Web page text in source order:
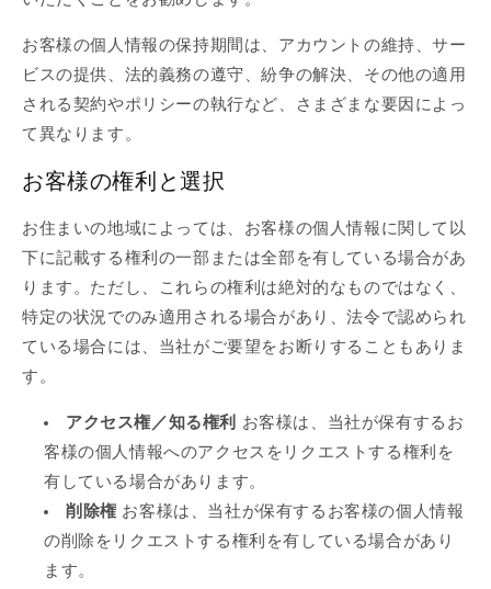
お客様の個人情報の保持期間は、アカウントの維持、サー
ビスの提供、法的義務の遵守、紛争の解決、その他の適用
される契約やポリシーの執行など、さまざまな要因によっ
て異なります。
お客様の権利と選択
お住まいの地域によっては、お客様の個人情報に関して以
下に記載する権利の一部または全部を有している場合があ
ります。ただし、これらの権利は絶対的なものではなく、
特定の状況でのみ適用される場合があり、法令で認められ
ている場合には、当社がご要望をお断りすることもありま
す。
アクセス権／知る権利
お客様は、当社が保有するお
客様の個人情報へのアクセスをリクエストする権利を
有している場合があります。
削除権 お客様は、当社が保有するお客様の個人情報
の削除をリクエストする権利を有している場合があり
ます。